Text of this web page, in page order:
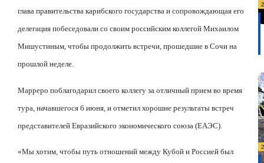
глава правительства карибского государства и сопровождающая его
делегация побеседовали со своим российским коллегой Михаилом
Мишустиным, чтобы продолжить встречи, прошедшие в Сочи на
прошлой неделе.
Марреро поблагодарил своего коллегу за отличный прием во время
тура, начавшегося 6 июня, и отметил хорошие результаты встреч
представителей Евразийского экономического союза (ЕАЭС).
«Мы хотим, чтобы путь отношений между Кубой и Россией был